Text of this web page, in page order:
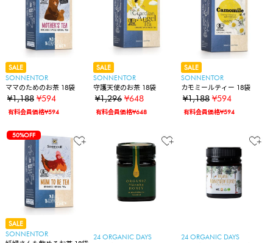
SALE
SONNENTOR
ママのためのお茶 18袋
¥1,188 ¥594
有料会員価格¥594
SALE
SONNENTOR
守護天使のお茶 18袋
¥1,296 ¥648
有料会員価格¥648
SALE
SONNENTOR
カモミールティー 18袋
¥1,188 ¥594
有料会員価格¥594
50%OFF
SALE
SONNENTOR
24 ORGANIC DAYS
24 ORGANIC DAYS